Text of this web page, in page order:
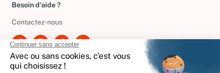
Besoin d'aide ?
Contactez-nous
International